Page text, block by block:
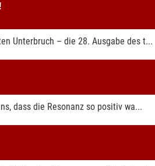
Unterbruch – die 28. Ausgabe des t...
dass die Resonanz so positiv wa...